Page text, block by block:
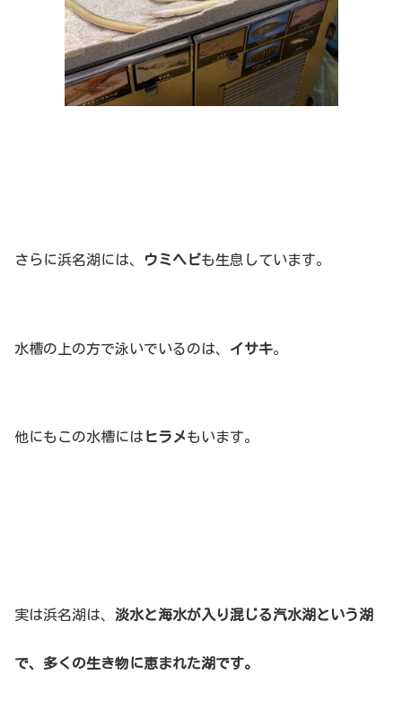
さらに浜名湖には、 ウミヘビも生息しています。
水槽の上の方で泳いでいるのは、 イサキ。
他にもこの水槽には ヒラメもいます。
実は浜名湖は、 淡水と海水が入り混じる汽水湖という湖
で、多くの生き物に恵まれた湖です。